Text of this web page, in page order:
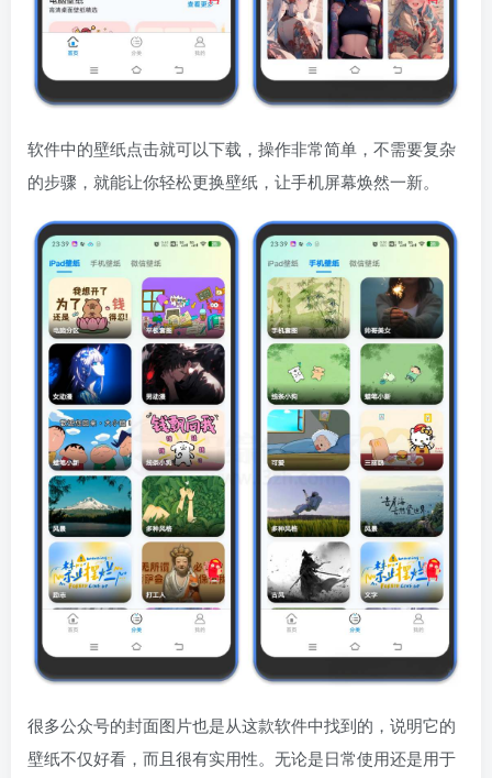
软件中的壁纸点击就可以下载，操作非常简单，不需要复杂
的步骤，就能让你轻松更换壁纸，让手机屏幕焕然一新。
很多公众号的封面图片也是从这款软件中找到的，说明它的
壁纸不仅好看，而且很有实用性。无论是日常使用还是用于